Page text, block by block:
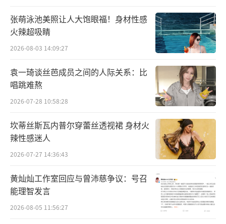
张萌泳池美照让人大饱眼福！身材性感
火辣超吸睛
2026-08-03 14:09:27
袁一琦谈丝芭成员之间的人际关系：比
唱跳难熬
2026-07-28 10:58:28
坎蒂丝斯瓦内普尔穿蕾丝透视裙 身材火
辣性感迷人
2026-07-27 14:36:43
黄灿灿工作室回应与曾沛慈争议：号召
能理智发言
2026-08-05 11:56:27